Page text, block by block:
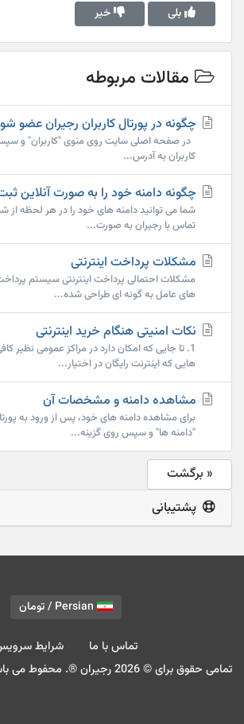
مقالات مربوطه
چگونه در پورتال کاربران رجیران عضو
در صفحه اصلی سایت روی منوی "کاربران" و
کاربران به آدرس...
چگونه دامنه خود را به صورت آنلاین
شما می توانید دامنه های خود را در هر لحظه از
تماس با رجیران به صورت...
مشکلات پرداخت اینترنتی
مشکلات احتمالی پرداخت اینترنتی سیستم
های عامل به گونه ای طراحی شده...
نکات امنیتی هنگام خرید اینترنتی
1. تا جایی که امکان دارد در مراکز عمومی نظیر
هایی که اینترنت رایگان در اختیار...
مشاهده دامنه و مشخصات آن
برای مشاهده دامنه های خود، پس از ورود به
"دامنه ها" و سپس روی گزینه...
« برگشت
پشتیبانی
تماس با ما
شرایط
تمامی حقوق برای © 2026 رجیران ®. محفوط می باشد.